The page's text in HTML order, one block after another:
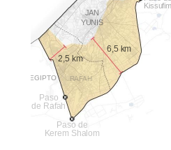
Kissufim
JAN
YUNIS
6,5 km
2,5 km
EGIPTO RAFAH
Paso
de Rafah
Paso de
Kerem Shalom